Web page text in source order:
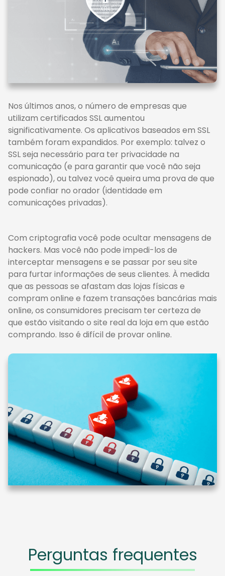
Nos últimos anos, o número de empresas que
utilizam certificados SSL aumentou
significativamente. Os aplicativos baseados em SSL
também foram expandidos. Por exemplo: talvez o
SSL seja necessário para ter privacidade na
comunicação (e para garantir que você não seja
espionado), ou talvez você queira uma prova de que
pode confiar no orador (identidade em
comunicações privadas).
Com criptografia você pode ocultar mensagens de
hackers. Mas você não pode impedi-los de
interceptar mensagens e se passar por seu site
para furtar informações de seus clientes. À medida
que as pessoas se afastam das lojas físicas e
compram online e fazem transações bancárias mais
online, os consumidores precisam ter certeza de
que estão visitando o site real da loja em que estão
comprando. Isso é difícil de provar online.
Perguntas frequentes